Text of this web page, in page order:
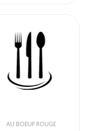
AU BOEUF ROUGE